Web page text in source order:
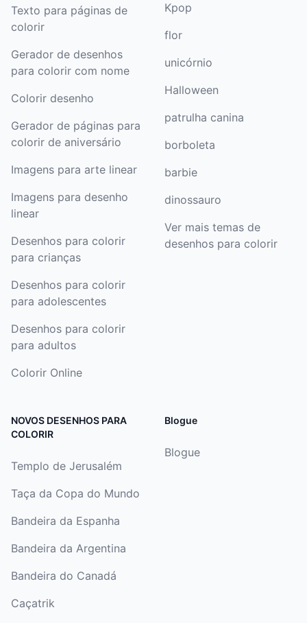
Texto para páginas de
colorir
Gerador de desenhos
para colorir com nome
Colorir desenho
Gerador de páginas para
colorir de aniversário
Imagens para arte linear
Imagens para desenho
linear
Desenhos para colorir
para crianças
Desenhos para colorir
para adolescentes
Desenhos para colorir
para adultos
Colorir Online
Kpop
flor
unicórnio
Halloween
patrulha canina
borboleta
barbie
dinossauro
Ver mais temas de
desenhos para colorir
NOVOS DESENHOS PARA
COLORIR
Templo de Jerusalém
Taça da Copa do Mundo
Bandeira da Espanha
Bandeira da Argentina
Bandeira do Canadá
Caçatrik
Blogue
Blogue